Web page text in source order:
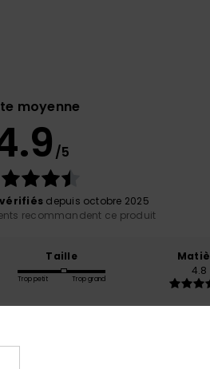
moyenne
/5
vérifiés depuis octobre 2025
recommandent ce produit
Taille
Trop petit Trop grand
4.8